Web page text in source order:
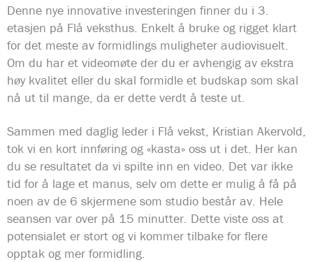
Denne nye innovative investeringen finner du i 3.
etasjen på Flå veksthus. Enkelt å bruke og rigget klart
for det meste av formidlings muligheter audiovisuelt.
Om du har et videomøte der du er avhengig av ekstra
høy kvalitet eller du skal formidle et budskap som skal
nå ut til mange, da er dette verdt å teste ut.
Sammen med daglig leder i Flå vekst, Kristian Akervold,
tok vi en kort innføring og «kasta» oss ut i det. Her kan
du se resultatet da vi spilte inn en video. Det var ikke
tid for å lage et manus, selv om dette er mulig å få på
noen av de 6 skjermene som studio består av. Hele
seansen var over på 15 minutter. Dette viste oss at
potensialet er stort og vi kommer tilbake for flere
opptak og mer formidling.